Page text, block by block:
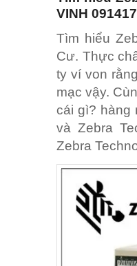
VINH
Tìm hiểu
Cư. Thực
ty ví von
mạc vậy.
cái gì? hàng
và Zebra
Zebra